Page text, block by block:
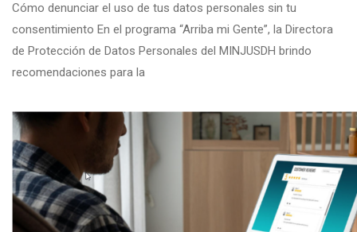
Cómo denunciar el uso de tus datos personales sin tu
consentimiento En el programa “Arriba mi Gente”, la Directora
de Protección de Datos Personales del MINJUSDH brindo
recomendaciones para la